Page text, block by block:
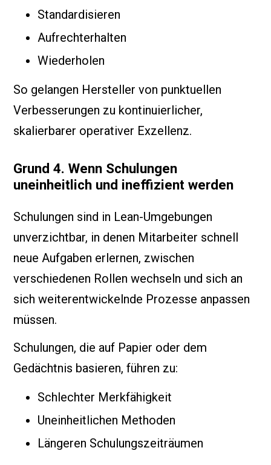
Standardisieren
Aufrechterhalten
Wiederholen
So gelangen Hersteller von punktuellen
Verbesserungen zu kontinuierlicher,
skalierbarer operativer Exzellenz.
Grund 4. Wenn Schulungen
uneinheitlich und ineffizient werden
Schulungen sind in Lean-Umgebungen
unverzichtbar, in denen Mitarbeiter schnell
neue Aufgaben erlernen, zwischen
verschiedenen Rollen wechseln und sich an
sich weiterentwickelnde Prozesse anpassen
müssen.
Schulungen, die auf Papier oder dem
Gedächtnis basieren, führen zu:
Schlechter Merkfähigkeit
Uneinheitlichen Methoden
Längeren Schulungszeiträumen